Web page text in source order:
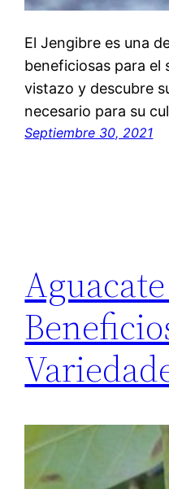
El Jengibre es una
beneficiosas para el
vistazo y descubre
necesario para su
Septiembre 30, 2021